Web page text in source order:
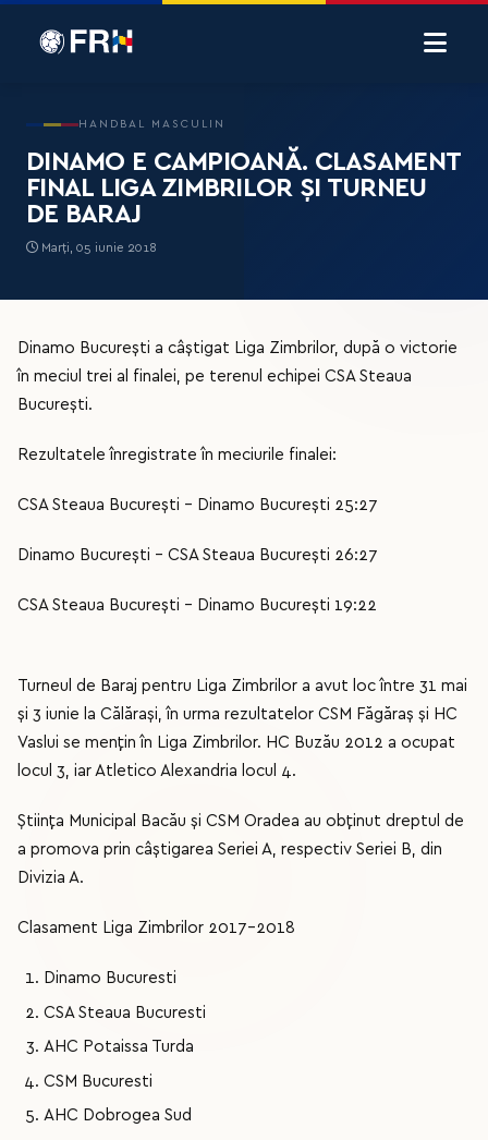
HANDBAL MASCULIN
DINAMO E CAMPIOANĂ. CLASAMENT
FINAL LIGA ZIMBRILOR ȘI TURNEU
DE BARAJ
Marți, 05 iunie 2018
Dinamo București a câștigat Liga Zimbrilor, după o victorie
în meciul trei al finalei, pe terenul echipei CSA Steaua
București.
Rezultatele înregistrate în meciurile finalei:
CSA Steaua București - Dinamo București 25:27
Dinamo București - CSA Steaua București 26:27
CSA Steaua București - Dinamo București 19:22
Turneul de Baraj pentru Liga Zimbrilor a avut loc între 31 mai
și 3 iunie la Călărași, în urma rezultatelor CSM Făgăraș și HC
Vaslui se mențin în Liga Zimbrilor. HC Buzău 2012 a ocupat
locul 3, iar Atletico Alexandria locul 4.
Știința Municipal Bacău și CSM Oradea au obținut dreptul de
a promova prin câștigarea Seriei A, respectiv Seriei B, din
Divizia A.
Clasament Liga Zimbrilor 2017-2018
Dinamo Bucuresti
CSA Steaua Bucuresti
AHC Potaissa Turda
CSM Bucuresti
AHC Dobrogea Sud